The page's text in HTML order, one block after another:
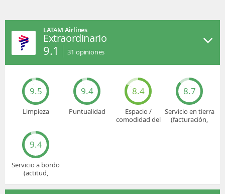
LATAM Airlines
Extraordinario
9.1 31 opiniones
9.5
Limpieza
9.4
Puntualidad
8.4
Espacio /
comodidad del
8.7
Servicio en tierra
(facturación,
9.4
Servicio a bordo
(actitud,